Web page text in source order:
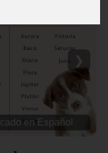
en Español